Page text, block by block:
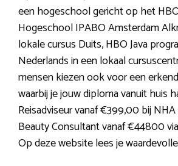
een hogeschool gericht op het
Hogeschool IPABO Amsterdam
lokale cursus Duits, HBO Java
Nederlands in een lokaal
mensen kiezen ook voor een
waarbij je jouw diploma vanuit huis
Reisadviseur vanaf €399,00 bij
Beauty Consultant vanaf €44800
Op deze website lees je